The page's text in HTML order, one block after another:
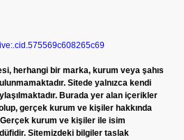
herhangi bir marka, kurum veya şahıs
Sitede yalnızca kendi
Burada yer alan içerikler
gerçek kurum ve kişiler hakkında
Gerçek kurum ve kişiler ile isim
Sitemizdeki bilgiler taslak